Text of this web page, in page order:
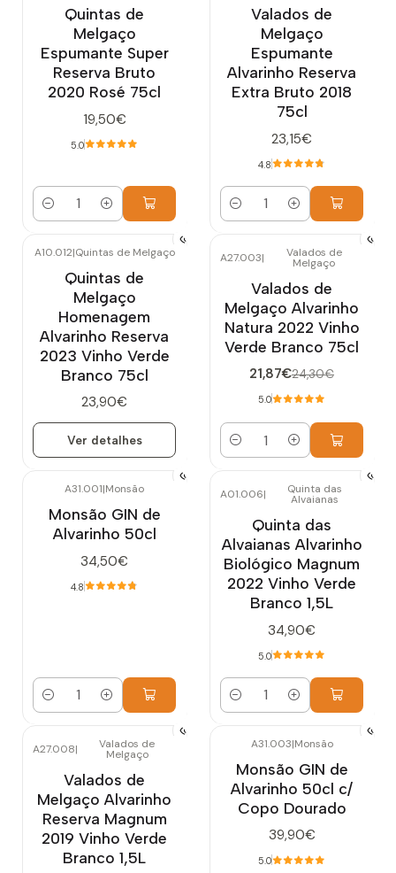
Quintas de
Melgaço
Espumante Super
Reserva Bruto
2020 Rosé 75cl
19,50€
5.0
Quantidade
Valados de
Melgaço
Espumante
Alvarinho Reserva
Extra Bruto 2018
75cl
23,15€
4.8
Quantidade
A10.012|Quintas de Melgaço
Quintas de
Melgaço
Homenagem
Alvarinho Reserva
2023 Vinho Verde
Branco 75cl
23,90€
Ver detalhes
-10%DESCONTO
A27.003| Valados de
Melgaço
Valados de
Melgaço Alvarinho
Natura 2022 Vinho
Verde Branco 75cl
21,87€24,30€
5.0
Quantidade
A31.001|Monsão
Monsão GIN de
Alvarinho 50cl
34,50€
4.8
Quantidade
A01.006| Quinta das
Alvaianas
Quinta das
Alvaianas Alvarinho
Biológico Magnum
2022 Vinho Verde
Branco 1,5L
34,90€
5.0
Quantidade
Esgotado
A27.008| Valados de
Melgaço
Valados de
Melgaço Alvarinho
Reserva Magnum
2019 Vinho Verde
Branco 1,5L
A31.003|Monsão
Monsão GIN de
Alvarinho 50cl c/
Copo Dourado
39,90€
5.0